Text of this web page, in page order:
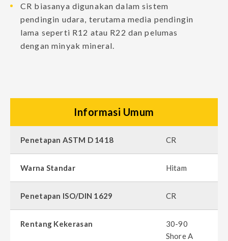
CR biasanya digunakan dalam sistem
pendingin udara, terutama media pendingin
lama seperti R12 atau R22 dan pelumas
dengan minyak mineral.
Informasi Umum
Penetapan ASTM D 1418 CR
Warna Standar Hitam
Penetapan ISO/DIN 1629 CR
Rentang Kekerasan
30-90
Shore A